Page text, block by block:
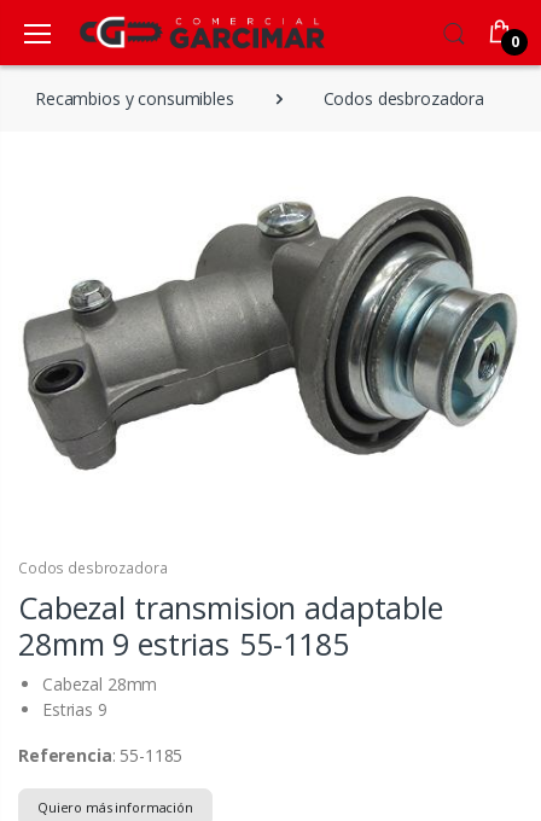
0
Recambios y consumibles Codos desbrozadora
Codos desbrozadora
Cabezal transmision adaptable
28mm 9 estrias 55-1185
Cabezal 28mm
Estrias 9
Referencia: 55-1185
Quiero más información